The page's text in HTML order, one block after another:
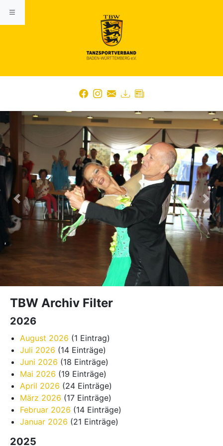
Previous Next
TBW Archiv Filter
2026
August 2026 (1 Eintrag)
Juli 2026 (14 Einträge)
Juni 2026 (18 Einträge)
Mai 2026 (19 Einträge)
April 2026 (24 Einträge)
März 2026 (17 Einträge)
Februar 2026 (14 Einträge)
Januar 2026 (21 Einträge)
2025